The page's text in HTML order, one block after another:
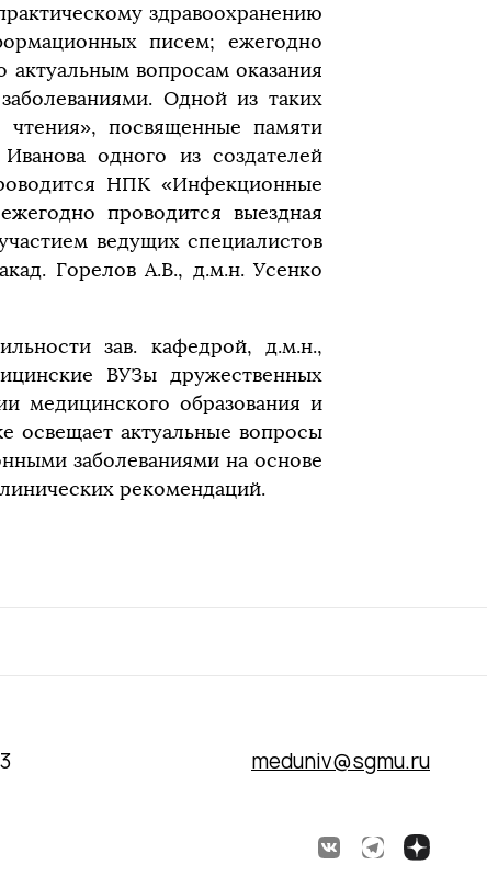
здравоохранению
писем; ежегодно
вопросам оказания
Одной из таких
посвященные памяти
одного из создателей
НПК «Инфекционные
проводится выездная
ведущих специалистов
Горелов А.В., д.м.н. Усенко
зав. кафедрой, д.м.н.,
ВУЗы дружественных
медицинского образования и
освещает актуальные вопросы
заболеваниями на основе
рекомендаций.
meduniv@sgmu.ru